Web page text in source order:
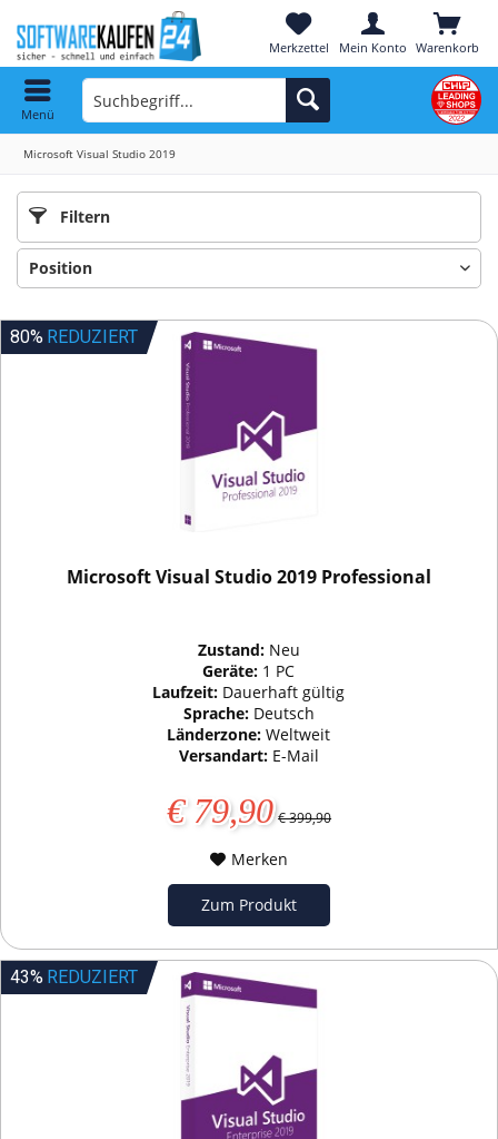
Warenkorb
Merkzettel Mein Konto
Menü
Microsoft Visual Studio 2019
Filtern
80% REDUZIERT
Microsoft Visual Studio 2019 Professional
Zustand: Neu
Geräte: 1 PC
Laufzeit: Dauerhaft gültig
Sprache: Deutsch
Länderzone:Weltweit
Versandart: E-Mail
€ 79,90 € 399,90
Merken
Zum Produkt
43% REDUZIERT